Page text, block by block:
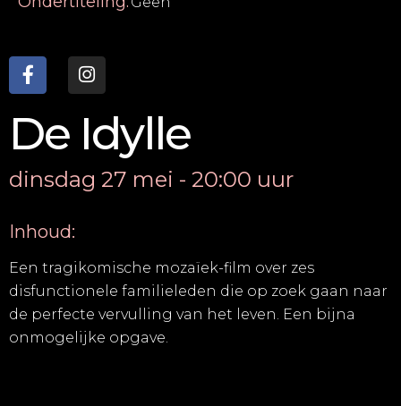
De Idylle
dinsdag 27 mei - 20:00 uur
Inhoud:
Een tragikomische mozaïek-film over zes
disfunctionele familieleden die op zoek gaan naar
de perfecte vervulling van het leven. Een bijna
onmogelijke opgave.